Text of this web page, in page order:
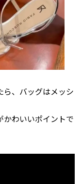
ら、バッグはメッシ
かわいいポイントで